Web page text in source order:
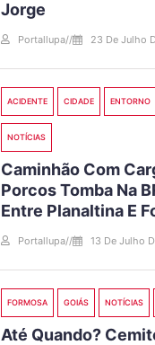
Jorge
Portallupa// 23 De Julho
ACIDENTE CIDADE ENTORNO
NOTÍCIAS
Caminhão Com
Porcos Tomba Na
Entre Planaltina E
Portallupa// 13 De Julho
FORMOSA GOIÁS NOTÍCIAS
Até Quando?